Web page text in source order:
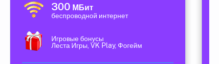
300 МБит
беспроводной интернет
Игровые бонусы
Леста Игры, VK Play, Фогейм